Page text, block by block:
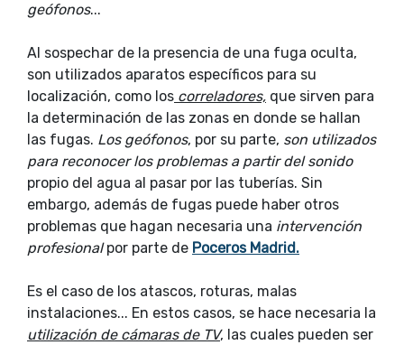
geófonos...
Al sospechar de la presencia de una fuga oculta,
son utilizados aparatos específicos para su
localización, como los correladores, que sirven para
la determinación de las zonas en donde se hallan
las fugas. Los geófonos, por su parte, son utilizados
para reconocer los problemas a partir del sonido
propio del agua al pasar por las tuberías. Sin
embargo, además de fugas puede haber otros
problemas que hagan necesaria una intervención
profesionalpor parte de Poceros Madrid.
Es el caso de los atascos, roturas, malas
instalaciones... En estos casos, se hace necesaria la
utilización de cámaras de TV, las cuales pueden ser